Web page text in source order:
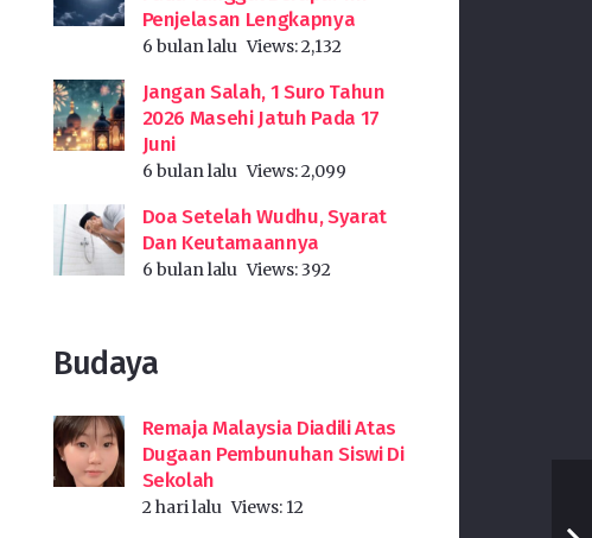
Penjelasan Lengkapnya
6 bulan lalu Views:2,132
Jangan Salah, 1 Suro Tahun
2026 Masehi Jatuh Pada 17
Juni
6 bulan lalu Views:2,099
Doa Setelah Wudhu, Syarat
Dan Keutamaannya
6 bulan lalu Views:392
Budaya
Remaja Malaysia Diadili Atas
Dugaan Pembunuhan Siswi Di
Sekolah
2 hari lalu Views: 12